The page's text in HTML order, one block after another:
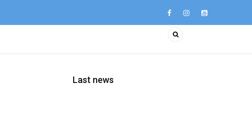
Last news